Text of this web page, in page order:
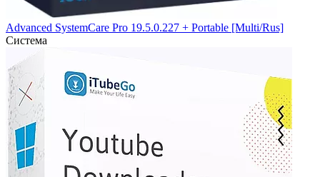
Advanced SystemCare Pro 19.5.0.227 + Portable [Multi/Rus]
Система